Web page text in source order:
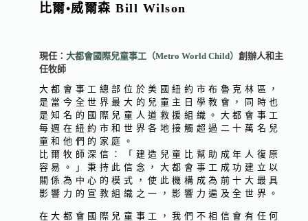
比爾•威爾森 Bill Wilson
現任： 大都會國際兒童事工（Metro World Child） 創辦人和主
任牧師
大都會事工總部位於美國紐約市布魯克林區，
是當今全世界最大的兒童主日學教會，同時也
是知名的國際兒童人道救援組織。大都會事工
每週在紐約市和世界各地接觸超過二十萬名兒
童和他們的家庭。
比爾牧師深信：「建造兒童比幫助成年人復原
容易。」秉持此信念，大都會事工成功建立以
關係為中心的模式，使此機構成為前十大最具
影響力的宣教組織之一，影響力遍及全世界。
在大都會國際兒童事工，我們不相信會有任何